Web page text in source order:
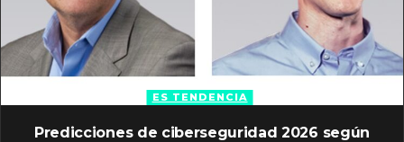
ES TENDENCIA
Predicciones de ciberseguridad 2026 según